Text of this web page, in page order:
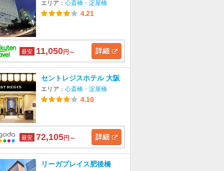
エリア： 心斎橋・淀屋橋
4.21
最安 11,050円～ 詳細
セントレジスホテル 大阪
エリア： 心斎橋・淀屋橋
4.10
最安 72,105円～ 詳細
リーガプレイス肥後橋